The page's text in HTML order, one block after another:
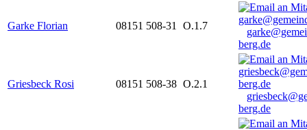
Garke Florian 08151 508-31 O.1.7
berg.de
Griesbeck Rosi 08151 508-38 O.2.1
berg.de